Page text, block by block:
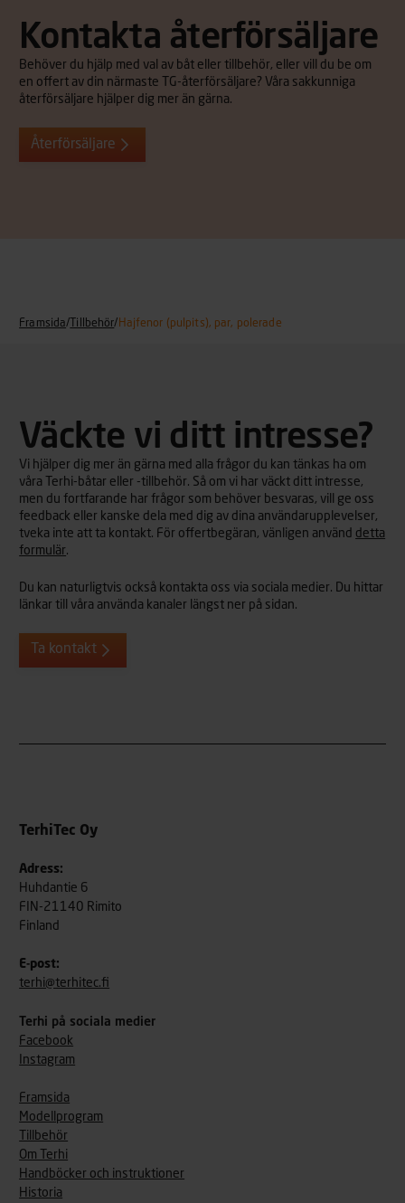
Kontakta återförsäljare
Behöver du hjälp med val av båt eller tillbehör, eller vill du be om
en offert av din närmaste TG-återförsäljare? Våra sakkunniga
återförsäljare hjälper dig mer än gärna.
Återförsäljare
Framsida/ Tillbehör/ Hajfenor (pulpits), par, polerade
Väckte vi ditt intresse?
Vi hjälper dig mer än gärna med alla frågor du kan tänkas ha om
våra Terhi-båtar eller -tillbehör. Så om vi har väckt ditt intresse,
men du fortfarande har frågor som behöver besvaras, vill ge oss
feedback eller kanske dela med dig av dina användarupplevelser,
tveka inte att ta kontakt. För offertbegäran, vänligen använd detta
formulär.
Du kan naturligtvis också kontakta oss via sociala medier. Du hittar
länkar till våra använda kanaler längst ner på sidan.
Ta kontakt
TerhiTec Oy
Adress:
Huhdantie 6
FIN-21140 Rimito
Finland
E-post:
terhi@terhitec.fi
Terhi på sociala medier
Facebook
Instagram
Framsida
Modellprogram
Tillbehör
Om Terhi
Handböcker och instruktioner
Historia